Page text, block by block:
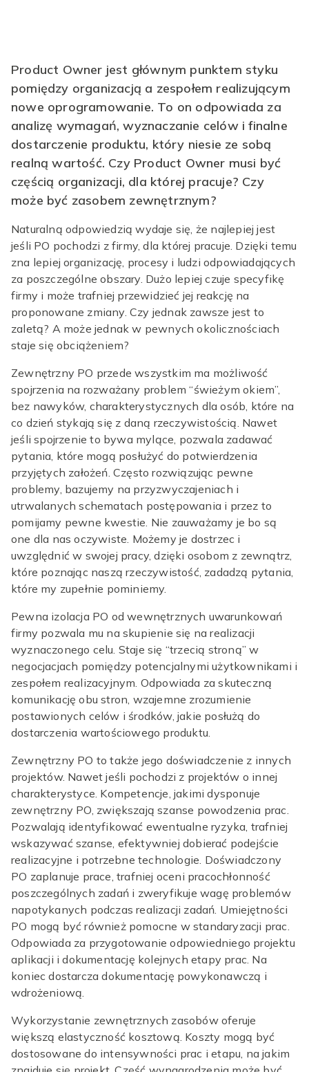
Product Owner jest głównym punktem styku
pomiędzy organizacją a zespołem realizującym
nowe oprogramowanie. To on odpowiada za
analizę wymagań, wyznaczanie celów i finalne
dostarczenie produktu, który niesie ze sobą
realną wartość. Czy Product Owner musi być
częścią organizacji, dla której pracuje? Czy
może być zasobem zewnętrznym?
Naturalną odpowiedzią wydaje się, że najlepiej jest
jeśli PO pochodzi z firmy, dla której pracuje. Dzięki temu
zna lepiej organizację, procesy i ludzi odpowiadających
za poszczególne obszary. Dużo lepiej czuje specyfikę
firmy i może trafniej przewidzieć jej reakcję na
proponowane zmiany. Czy jednak zawsze jest to
zaletą? A może jednak w pewnych okolicznościach
staje się obciążeniem?
Zewnętrzny PO przede wszystkim ma możliwość
spojrzenia na rozważany problem “świeżym okiem”,
bez nawyków, charakterystycznych dla osób, które na
co dzień stykają się z daną rzeczywistością. Nawet
jeśli spojrzenie to bywa mylące, pozwala zadawać
pytania, które mogą posłużyć do potwierdzenia
przyjętych założeń. Często rozwiązując pewne
problemy, bazujemy na przyzwyczajeniach i
utrwalanych schematach postępowania i przez to
pomijamy pewne kwestie. Nie zauważamy je bo są
one dla nas oczywiste. Możemy je dostrzec i
uwzględnić w swojej pracy, dzięki osobom z zewnątrz,
które poznając naszą rzeczywistość, zadadzą pytania,
które my zupełnie pominiemy.
Pewna izolacja PO od wewnętrznych uwarunkowań
firmy pozwala mu na skupienie się na realizacji
wyznaczonego celu. Staje się “trzecią stroną” w
negocjacjach pomiędzy potencjalnymi użytkownikami i
zespołem realizacyjnym. Odpowiada za skuteczną
komunikację obu stron, wzajemne zrozumienie
postawionych celów i środków, jakie posłużą do
dostarczenia wartościowego produktu.
Zewnętrzny PO to także jego doświadczenie z innych
projektów. Nawet jeśli pochodzi z projektów o innej
charakterystyce. Kompetencje, jakimi dysponuje
zewnętrzny PO, zwiększają szanse powodzenia prac.
Pozwalają identyfikować ewentualne ryzyka, trafniej
wskazywać szanse, efektywniej dobierać podejście
realizacyjne i potrzebne technologie. Doświadczony
PO zaplanuje prace, trafniej oceni pracochłonność
poszczególnych zadań i zweryfikuje wagę problemów
napotykanych podczas realizacji zadań. Umiejętności
PO mogą być również pomocne w standaryzacji prac.
Odpowiada za przygotowanie odpowiedniego projektu
aplikacji i dokumentację kolejnych etapy prac. Na
koniec dostarcza dokumentację powykonawczą i
wdrożeniową.
Wykorzystanie zewnętrznych zasobów oferuje
większą elastyczność kosztową. Koszty mogą być
dostosowane do intensywności prac i etapu, na jakim